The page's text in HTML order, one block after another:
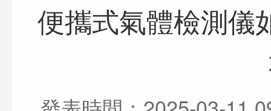
便攜式氣體檢測儀